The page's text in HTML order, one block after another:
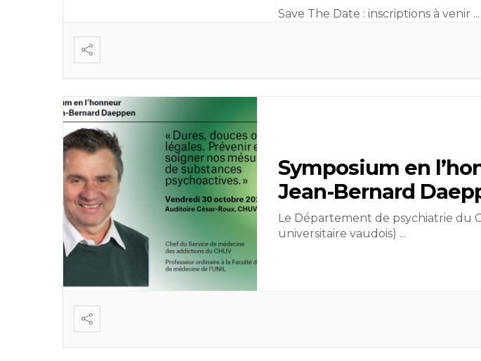
Save The Date : inscriptions à venir ...
Symposium en
Jean-Bernard
Le Département de psychiatrie du
universitaire vaudois) ...